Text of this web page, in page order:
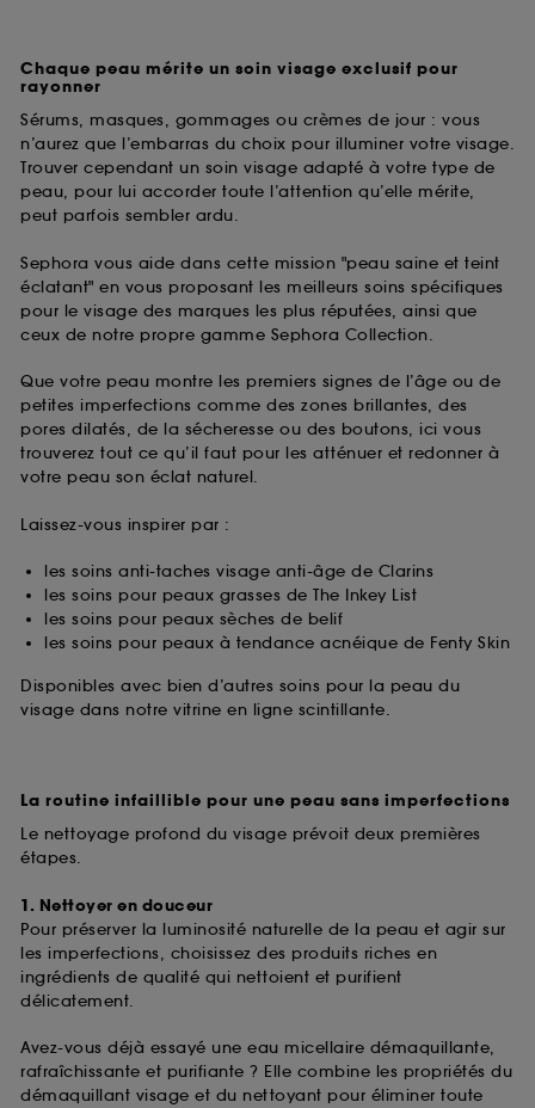
Chaque peau mérite un soin visage exclusif pour
rayonner
Sérums, masques, gommages ou crèmes de jour : vous
n’aurez que l’embarras du choix pour illuminer votre visage.
Trouver cependant un soin visage adapté à votre type de
peau, pour lui accorder toute l’attention qu’elle mérite,
peut parfois sembler ardu.
Sephora vous aide dans cette mission "peau saine et teint
éclatant" en vous proposant les meilleurs soins spécifiques
pour le visage des marques les plus réputées, ainsi que
ceux de notre propre gamme Sephora Collection.
Que votre peau montre les premiers signes de l’âge ou de
petites imperfections comme des zones brillantes, des
pores dilatés, de la sécheresse ou des boutons, ici vous
trouverez tout ce qu’il faut pour les atténuer et redonner à
votre peau son éclat naturel.
Laissez-vous inspirer par :
les soins anti-taches visage anti-âge de Clarins
les soins pour peaux grasses de The Inkey List
les soins pour peaux sèches de belif
les soins pour peaux à tendance acnéique de Fenty Skin
Disponibles avec bien d’autres soins pour la peau du
visage dans notre vitrine en ligne scintillante.
La routine infaillible pour une peau sans imperfections
Le nettoyage profond du visage prévoit deux premières
étapes.
1. Nettoyer en douceur
Pour préserver la luminosité naturelle de la peau et agir sur
les imperfections, choisissez des produits riches en
ingrédients de qualité qui nettoient et purifient
délicatement.
Avez-vous déjà essayé une eau micellaire démaquillante,
rafraîchissante et purifiante ? Elle combine les propriétés du
démaquillant visage et du nettoyant pour éliminer toute